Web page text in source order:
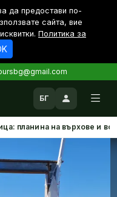
да предостави по-
сайта, вие
Политика за
БГ
планина на върхове и